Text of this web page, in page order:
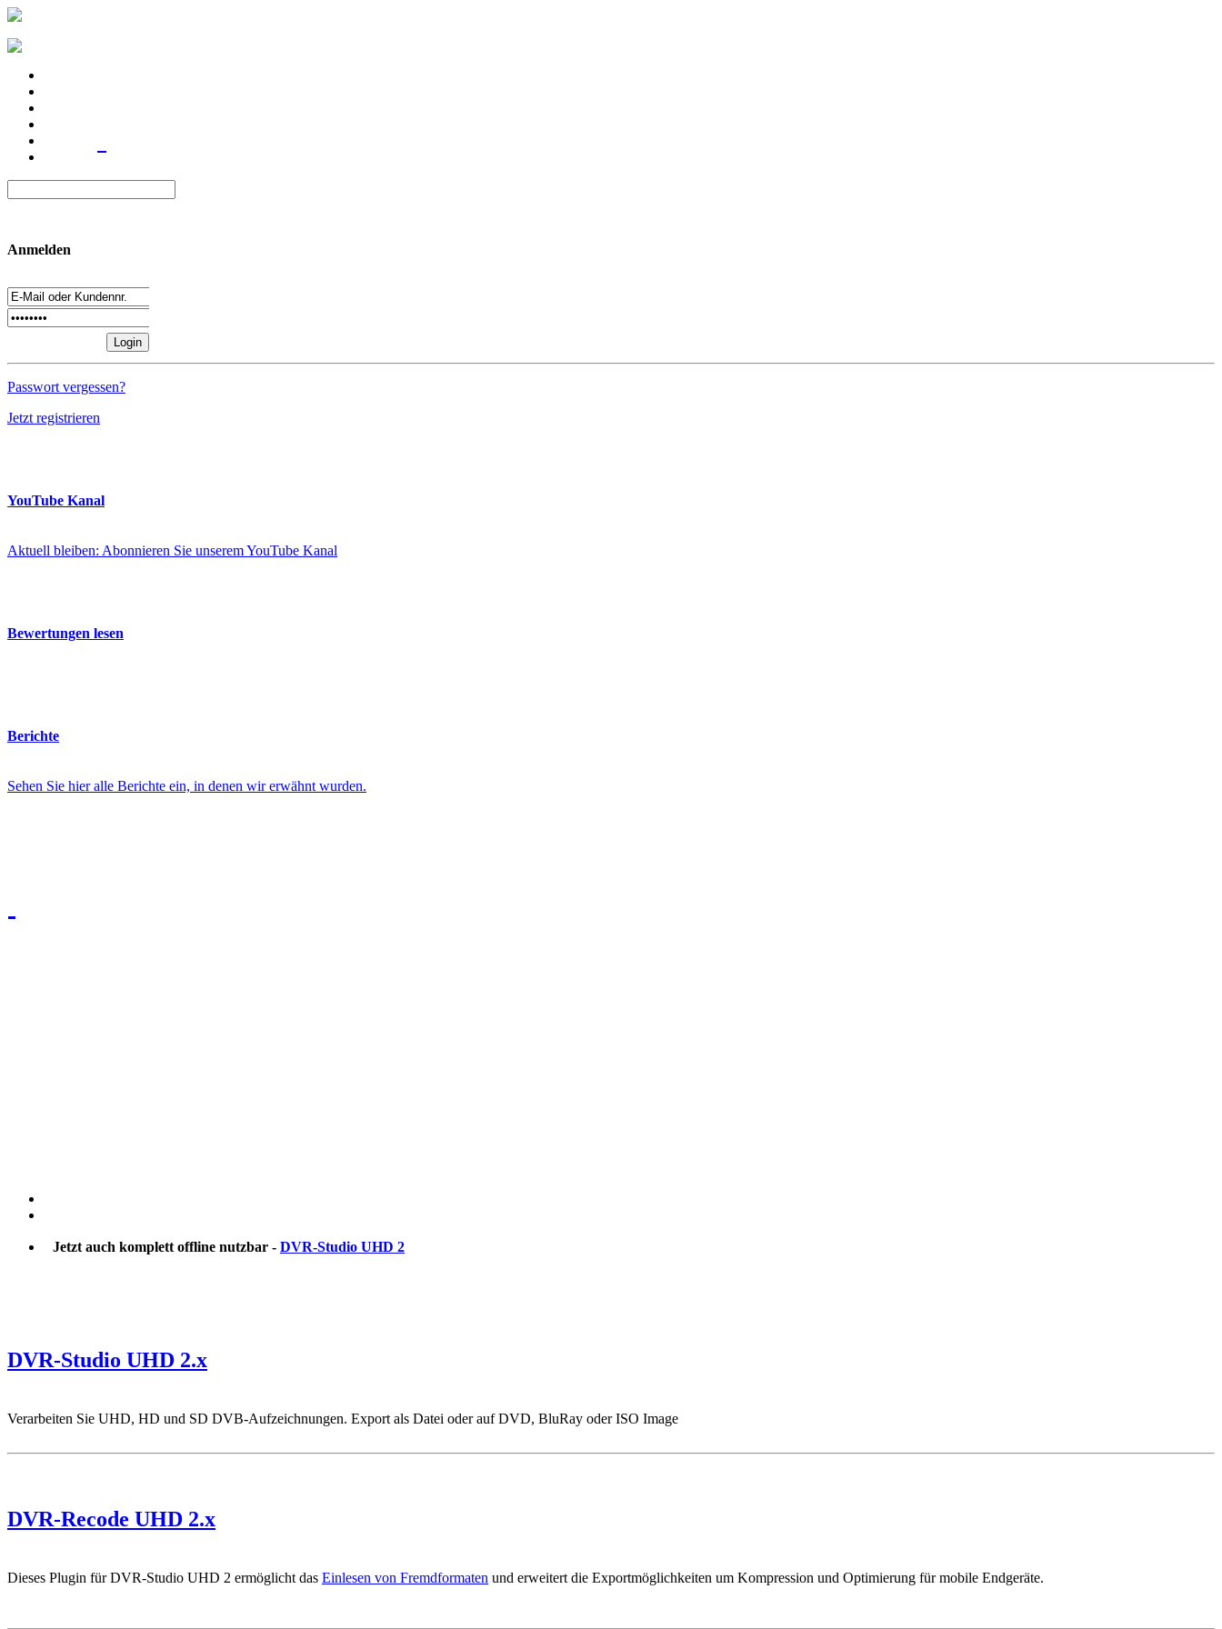
Anmelden
Passwort vergessen?
Jetzt registrieren
YouTube Kanal
Aktuell bleiben: Abonnieren Sie unserem YouTube Kanal
Bewertungen lesen
Berichte
Sehen Sie hier alle Berichte ein, in denen wir erwähnt wurden.
Jetzt auch komplett offline nutzbar - DVR-Studio UHD 2
DVR-Studio UHD 2.x
Verarbeiten Sie UHD, HD und SD DVB-Aufzeichnungen. Export als Datei oder auf DVD, BluRay oder ISO Image
DVR-Recode UHD 2.x
Dieses Plugin für DVR-Studio UHD 2 ermöglicht das Einlesen von Fremdformaten und erweitert die Exportmöglichkeiten um Kompression und Optimierung für mobile Endgeräte.